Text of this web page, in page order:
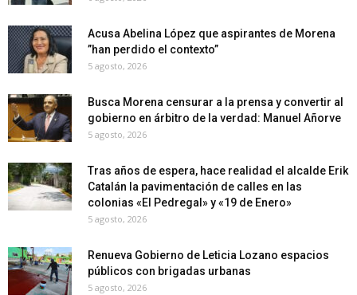
Acusa Abelina López que aspirantes de Morena
”han perdido el contexto”
5 agosto, 2026
Busca Morena censurar a la prensa y convertir al
gobierno en árbitro de la verdad: Manuel Añorve
5 agosto, 2026
Tras años de espera, hace realidad el alcalde Erik
Catalán la pavimentación de calles en las
colonias «El Pedregal» y «19 de Enero»
5 agosto, 2026
Renueva Gobierno de Leticia Lozano espacios
públicos con brigadas urbanas
5 agosto, 2026